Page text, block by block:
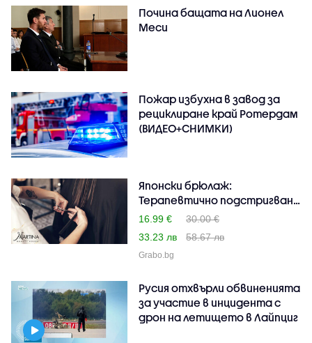
Почина бащата на Лионел
Меси
Пожар избухна в завод за
рециклиране край Ротердам
(ВИДЕО+СНИМКИ)
Японски брюлаж:
Терапевтично подстригване
на..
16.99 €
30.00 €
33.23 лв
58.67 лв
Grabo.bg
Русия отхвърли обвиненията
за участие в инцидента с
дрон на летището в Лайпциг